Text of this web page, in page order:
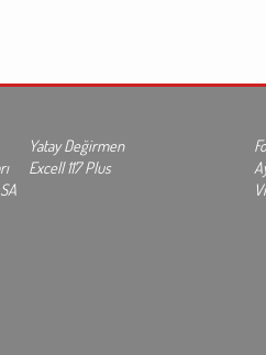
Yatay Değirmen
Excell 117 Plus